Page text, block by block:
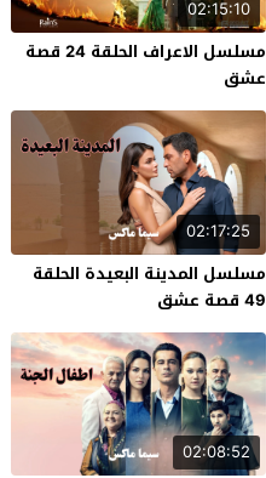
02:15:10
مسلسل الاعراف الحلقة 24 قصة
عشق
02:17:25
مسلسل المدينة البعيدة الحلقة
49 قصة عشق
02:08:52